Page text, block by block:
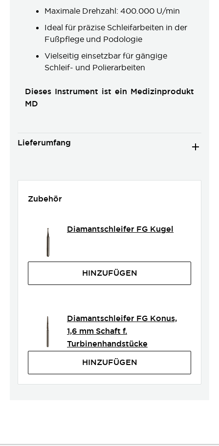
Maximale Drehzahl: 400.000 U/min
Ideal für präzise Schleifarbeiten in der
Fußpflege und Podologie
Vielseitig einsetzbar für gängige
Schleif- und Polierarbeiten
Dieses Instrument ist ein Medizinprodukt
MD
Lieferumfang
Zubehör
Diamantschleifer FG Kugel
HINZUFÜGEN
Diamantschleifer FG Konus,
1,6 mm Schaft f.
Turbinenhandstücke
HINZUFÜGEN